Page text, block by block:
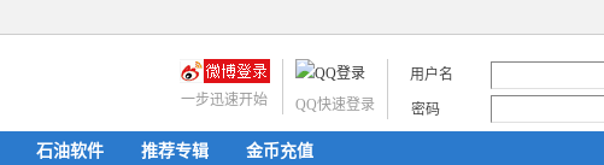
用户名
密码
QQ快速登录
一步迅速开始
石油软件 推荐专辑 金币充值